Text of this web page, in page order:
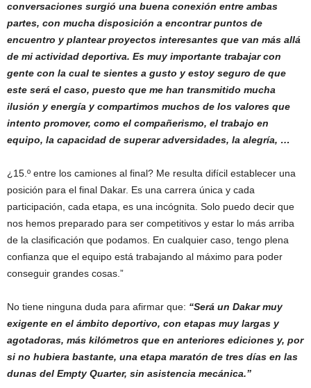
conversaciones surgió una buena conexión entre ambas
partes, con mucha disposición a encontrar puntos de
encuentro y plantear proyectos interesantes que van más allá
de mi actividad deportiva. Es muy importante trabajar con
gente con la cual te sientes a gusto y estoy seguro de que
este será el caso, puesto que me han transmitido mucha
ilusión y energía y compartimos muchos de los valores que
intento promover, como el compañerismo, el trabajo en
equipo, la capacidad de superar adversidades, la alegría, …
¿15.º entre los camiones al final? Me resulta difícil establecer una
posición para el final Dakar. Es una carrera única y cada
participación, cada etapa, es una incógnita. Solo puedo decir que
nos hemos preparado para ser competitivos y estar lo más arriba
de la clasificación que podamos. En cualquier caso, tengo plena
confianza que el equipo está trabajando al máximo para poder
conseguir grandes cosas.”
No tiene ninguna duda para afirmar que: “Será un Dakar muy
exigente en el ámbito deportivo, con etapas muy largas y
agotadoras, más kilómetros que en anteriores ediciones y, por
si no hubiera bastante, una etapa maratón de tres días en las
dunas del Empty Quarter, sin asistencia mecánica.”